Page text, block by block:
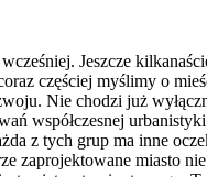
Jeszcze
częściej myślimy o
Nie chodzi już
współczesnej
z tych grup ma inne
zaprojektowane miasto